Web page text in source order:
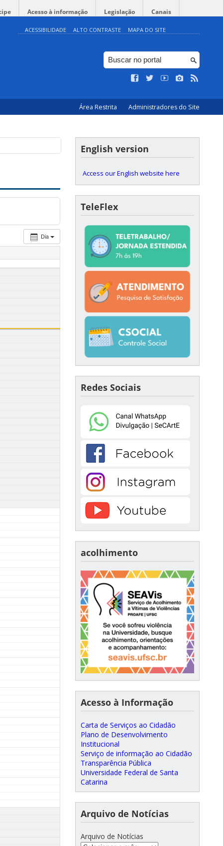
Acesso à informação Legislação Canais
ACESSIBILIDADE ALTO CONTRASTE MAPA DO SITE
Área Restrita Administradores do Site
Dia
English version
Access our English website here
TeleFlex
Redes Sociais
acolhimento
Acesso à Informação
Carta de Serviços ao Cidadão
Plano de Desenvolvimento
Institucional
Serviço de informação ao Cidadão
Transparência Pública
Universidade Federal de Santa
Catarina
Arquivo de Notícias
Arquivo de Notícias